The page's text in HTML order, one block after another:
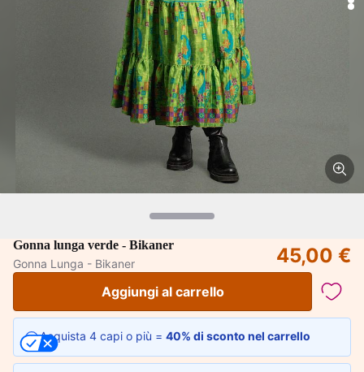
Gonna lunga verde - Bikaner
Gonna Lunga - Bikaner
45,00 €
Aggiungi al carrello
Acquista 4 capi o più = 40% di sconto nel carrello